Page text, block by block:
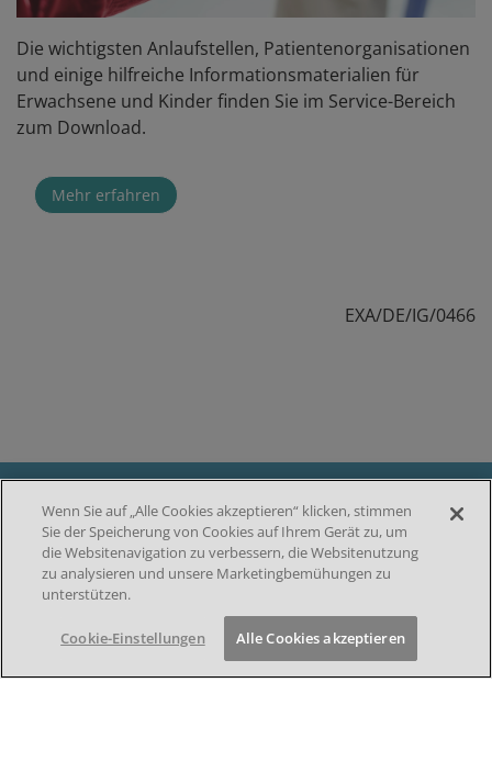
Die wichtigsten Anlaufstellen, Patientenorganisationen
und einige hilfreiche Informationsmaterialien für
Erwachsene und Kinder finden Sie im Service-Bereich
zum Download.
Mehr erfahren
EXA/DE/IG/0466
DATENSCHUTZ
IMPRESSUM
COOKIE-EINSTELLUNGEN
Wenn Sie auf „Alle Cookies akzeptieren“ klicken, stimmen
Sie der Speicherung von Cookies auf Ihrem Gerät zu, um
die Websitenavigation zu verbessern, die Websitenutzung
zu analysieren und unsere Marketingbemühungen zu
unterstützen.
Cookie-Einstellungen Alle Cookies akzeptieren